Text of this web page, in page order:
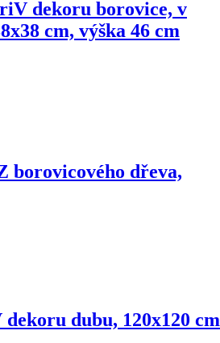
V dekoru borovice, v
cm, výška 46 cm
borovicového dřeva,
dekoru dubu, 120x120 cm